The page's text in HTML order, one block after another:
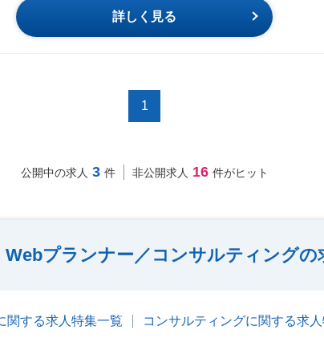
詳しく見る
1
公開中の求人 3 件 非公開求人 16 件がヒット
プランナー／コンサルティングの
関する求人特集一覧 コンサルティングに関する求